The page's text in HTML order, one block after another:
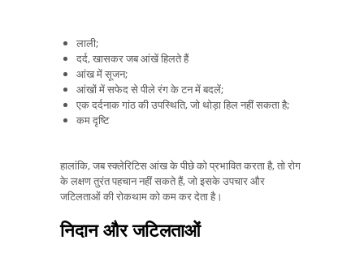
लाली;
दर्द, खासकर जब आंखें हिलते हैं
आंख में सूजन;
आंखों में सफेद से पीले रंग के टन में बदलें;
एक दर्दनाक गांठ की उपस्थिति, जो थोड़ा हिल नहीं सकता है;
कम दृष्टि
हालांकि, जब स्क्लेरिटिस आंख के पीछे को प्रभावित करता है, तो रोग
के लक्षण तुरंत पहचान नहीं सकते हैं, जो इसके उपचार और
जटिलताओं की रोकथाम को कम कर देता है।
निदान और जटिलताओं